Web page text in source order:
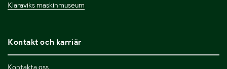
Klaraviks maskinmuseum
Kontakt och karriär
Kontakta oss